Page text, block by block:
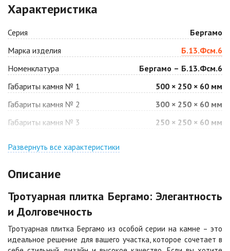
Цена по запросу
Антрацит
Цена по запросу
Арабская ночь
Цена по запросу
Барселона
Цена по запросу
Белая
Цена по запросу
Цена по запросу
Цена по запросу Цена по запросу
Каир
Цена по запросу
Кармен
Цена по запросу
Характеристика
Серия
Бергамо
Марка изделия
Б.13.Фсм.6
Номенклатура
Бергамо – Б.13.Фсм.6
Габариты камня № 1
500 × 250 × 60 мм
Габариты камня № 2
300 × 250 × 60 мм
Габариты камня № 3
250 × 250 × 60 мм
Развернуть все характеристики
Описание
Тротуарная плитка Бергамо: Элегантность
и Долговечность
Тротуарная плитка Бергамо из особой серии на камне – это
идеальное решение для вашего участка, которое сочетает в